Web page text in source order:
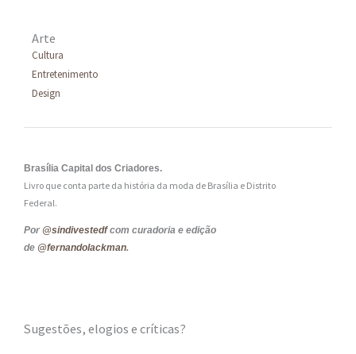
Arte
Cultura
Entretenimento
Design
Brasília Capital dos Criadores.
Livro que conta parte da história da moda de Brasília e Distrito
Federal.
Por @sindivestedfcom curadoria e edição
de @fernandolackman.
Sugestões, elogios e críticas?